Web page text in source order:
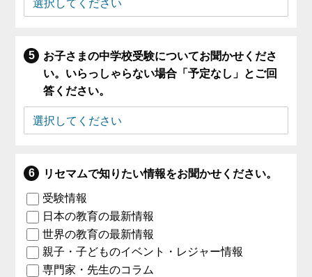
お子さまの中学校受験についてお聞かせくださ
い。いらっしゃらない場合「予定なし」とご回
答ください。
リセマムで知りたい情報をお聞かせください。
受験情報
日本の教育の最新情報
世界の教育の最新情報
親子・子どものイベント・レジャー情報
専門家・先生のコラム